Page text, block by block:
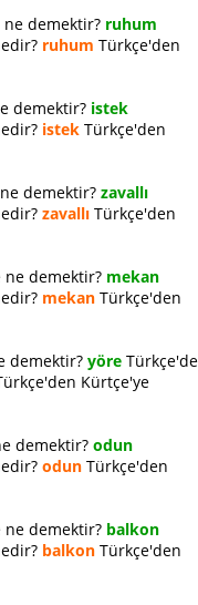
demektir? ruhum
ruhum Türkçe'den
demektir? istek
istek Türkçe'den
demektir? zavallı
zavallı Türkçe'den
demektir? mekan
mekan Türkçe'den
demektir? yöre
Kürtçe'ye
demektir? odun
odun Türkçe'den
demektir? balkon
balkon Türkçe'den